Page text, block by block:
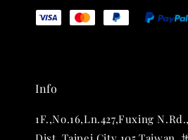
Info
1F.,No.16,Ln.427,Fuxing